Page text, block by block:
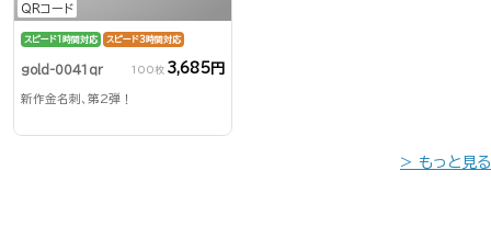
QRコード
スピード1時間対応 スピード3時間対応
gold-0041qr 100枚 3,685円
新作金名刺、第2弾！
> もっと見る